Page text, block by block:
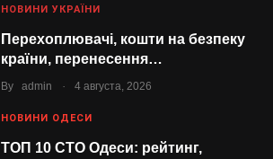
НОВИНИ УКРАЇНИ
Перехоплювачі, кошти на безпеку
країни, перенесення…
By admin . 4 августа, 2026
НОВИНИ ОДЕСИ
ТОП 10 СТО Одеси: рейтинг,